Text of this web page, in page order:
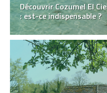
Découvrir Cozumel El
: est-ce indispensable ?